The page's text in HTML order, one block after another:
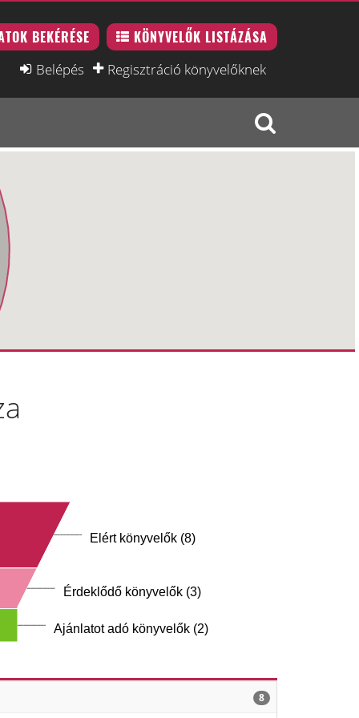
BEKÉRÉSE KÖNYVELŐK LISTÁZÁSA
Belépés Regisztráció könyvelőknek
Elért könyvelők (8)
Érdeklődő könyvelők (3)
Ajánlatot adó könyvelők (2)
8